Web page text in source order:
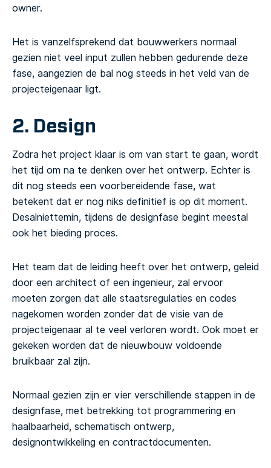
owner.
Het is vanzelfsprekend dat bouwwerkers normaal
gezien niet veel input zullen hebben gedurende deze
fase, aangezien de bal nog steeds in het veld van de
projecteigenaar ligt.
2. Design
Zodra het project klaar is om van start te gaan, wordt
het tijd om na te denken over het ontwerp. Echter is
dit nog steeds een voorbereidende fase, wat
betekent dat er nog niks definitief is op dit moment.
Desalniettemin, tijdens de designfase begint meestal
ook het bieding proces.
Het team dat de leiding heeft over het ontwerp, geleid
door een architect of een ingenieur, zal ervoor
moeten zorgen dat alle staatsregulaties en codes
nagekomen worden zonder dat de visie van de
projecteigenaar al te veel verloren wordt. Ook moet er
gekeken worden dat de nieuwbouw voldoende
bruikbaar zal zijn.
Normaal gezien zijn er vier verschillende stappen in de
designfase, met betrekking tot programmering en
haalbaarheid, schematisch ontwerp,
designontwikkeling en contractdocumenten.